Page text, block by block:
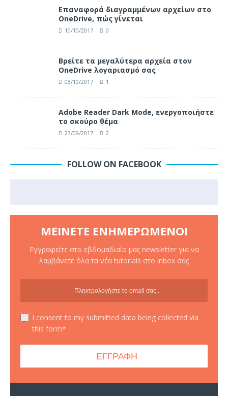
Επαναφορά διαγραμμένων αρχείων στο
OneDrive, πώς γίνεται
10/10/2017 0
Βρείτε τα μεγαλύτερα αρχεία στον
OneDrive λογαριασμό σας
08/10/2017 1
Adobe Reader Dark Mode, ενεργοποιήστε
το σκούρο θέμα
23/09/2017 2
FOLLOW ON FACEBOOK
ΜΕΊΝΕΤΕ ΕΝΗΜΕΡΩΜΈΝΟΙ
Εγγραφείτε στο εβδομαδιαίο μας newsletter για να
λαμβάνετε όλα τα νέα tutorials στο inbox σας
I consent to my submitted data being collected via
this form*